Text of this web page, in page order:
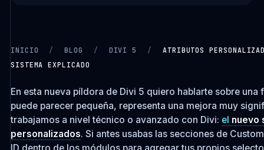
CARGANDO VIDEO…
INICIO / BLOG / DIVI 5 /
ATRIBUTOS
SISTEMA EXPLICADO
En esta nueva píldora de Divi 5 quiero hablarte sobre una
puede parecer pequeña, representa una mejora muy
trabajamos a nivel técnico o avanzado con Divi: el nuevo
personalizados. Si antes usabas las secciones de